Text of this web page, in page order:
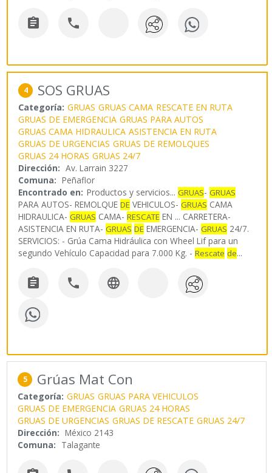
 
4 SOS GRUAS
Categoría: GRUAS GRUAS CAMA RESCATE EN RUTA
GRUAS DE EMERGENCIA GRUAS PARA AUTOS
GRUAS CAMA HIDRAULICA ASISTENCIA EN RUTA
GRUAS DE URGENCIAS GRUAS DE REMOLQUES
GRUAS 24 HORAS GRUAS 24/7
Dirección: Av. Larrain 3227
Comuna: Peñaflor
Encontrado en: Productos y servicios... GRUAS- GRUAS
PARA AUTOS- REMOLQUEDE VEHICULOS- GRUAS CAMA
HIDRAULICA- GRUAS CAMA-RESCATE EN ... CARRETERA-
ASISTENCIA EN RUTA- GRUAS DE EMERGENCIA- GRUAS 24/7.
SERVICIOS: - Grúa Cama Hidráulica con Wheel Lif para un
segundo Vehículo Capacidad para 7.000 Kg. -Rescate de...
  
5 Grúas Mat Con
Categoría: GRUAS GRUAS PARA VEHICULOS
GRUAS DE EMERGENCIA GRUAS 24 HORAS
GRUAS DE URGENCIAS GRUAS DE RESCATE GRUAS 24/7
Dirección: México 2143
Comuna: Talagante